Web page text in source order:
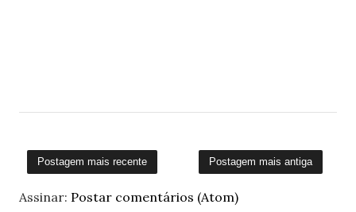
Postagem mais recente Postagem mais antiga
Assinar: Postar comentários (Atom)